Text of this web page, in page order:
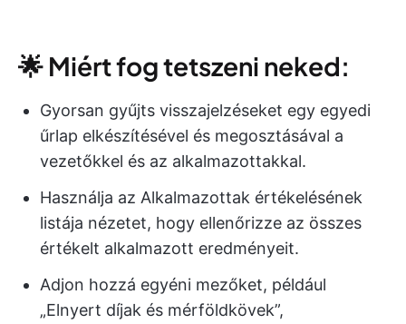
🌟 Miért fog tetszeni neked:
Gyorsan gyűjts visszajelzéseket egy egyedi
űrlap elkészítésével és megosztásával a
vezetőkkel és az alkalmazottakkal.
Használja az Alkalmazottak értékelésének
listája nézetet, hogy ellenőrizze az összes
értékelt alkalmazott eredményeit.
Adjon hozzá egyéni mezőket, például
„Elnyert díjak és mérföldkövek”,